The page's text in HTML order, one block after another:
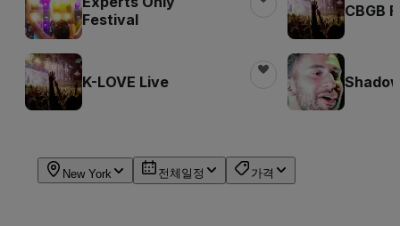
Festival
K-LOVE Live
CBGB
New York 전체일정 가격